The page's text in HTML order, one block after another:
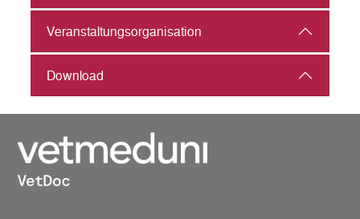
Veranstaltungs­organisation
Download